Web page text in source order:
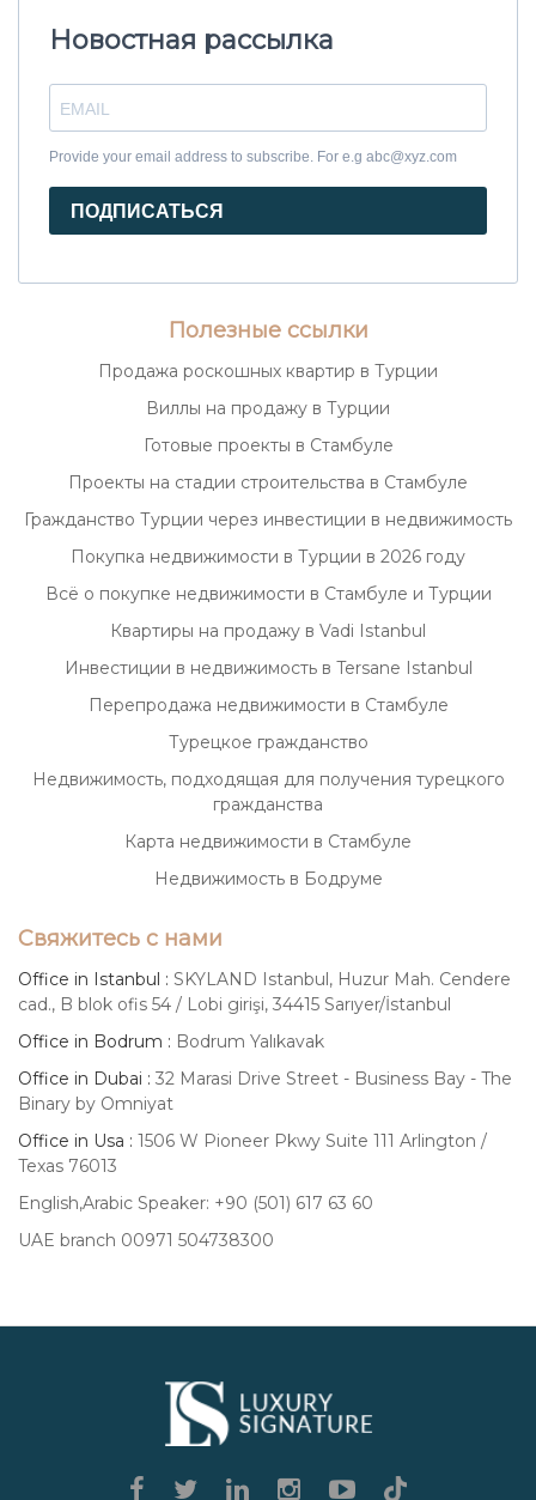
Новостная рассылка
Provide your email address to subscribe. For e.g abc@xyz.com
ПОДПИСАТЬСЯ
Полезные ссылки
Продажа роскошных квартир в Турции
Виллы на продажу в Турции
Готовые проекты в Стамбуле
Проекты на стадии строительства в Стамбуле
Гражданство Турции через инвестиции в недвижимость
Покупка недвижимости в Турции в 2026 году
Всё о покупке недвижимости в Стамбуле и Турции
Квартиры на продажу в Vadi Istanbul
Инвестиции в недвижимость в Tersane Istanbul
Перепродажа недвижимости в Стамбуле
Турецкое гражданство
Недвижимость, подходящая для получения турецкого
гражданства
Карта недвижимости в Стамбуле
Недвижимость в Бодруме
Свяжитесь с нами
Office in Istanbul : SKYLAND Istanbul, Huzur Mah. Cendere
cad., B blok ofis 54 / Lobi girişi, 34415 Sarıyer/İstanbul
Office in Bodrum : Bodrum Yalıkavak
Office in Dubai : 32 Marasi Drive Street - Business Bay - The
Binary by Omniyat
Office in Usa : 1506 W Pioneer Pkwy Suite 111 Arlington /
Texas 76013
English,Arabic Speaker: +90 (501) 617 63 60
UAE branch 00971 504738300